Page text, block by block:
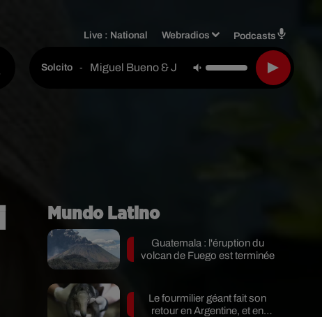
Live : National Webradios Podcasts
Solcito - Miguel Bueno & Juan Duque
Mundo Latino
Guatemala : l'éruption du
volcan de Fuego est terminée
Le fourmilier géant fait son
retour en Argentine, et en